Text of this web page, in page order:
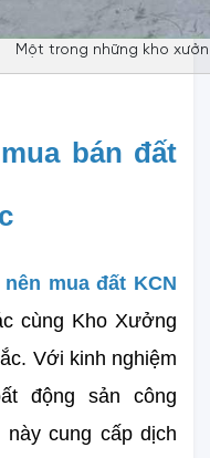
Một trong những kho
bán đất
mua đất KCN
cùng Kho Xưởng
Với kinh nghiệm
động sản công
cung cấp dịch